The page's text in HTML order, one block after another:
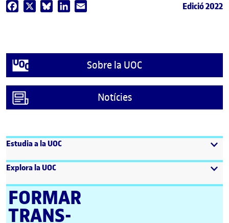
Facebook BlueskyLinkedIn Edició 2022
Sobre la UOC
Notícies
Estudia a la UOC
Explora la UOC
FORMAR
TRANS­